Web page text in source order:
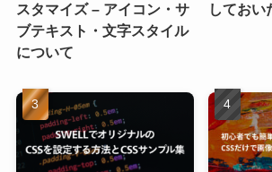
スタマイズ – アイコン・サ
ブテキスト・文字スタイル
について
しておい